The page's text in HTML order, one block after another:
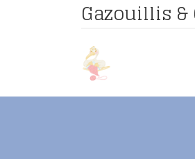
Gazouillis &